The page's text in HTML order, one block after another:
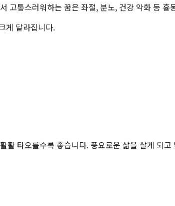
고통스러워하는 꿈은 좌절, 분노, 건강 악화 등 흉
게 달라집니다.
활 타오를수록 좋습니다. 풍요로운 삶을 살게 되